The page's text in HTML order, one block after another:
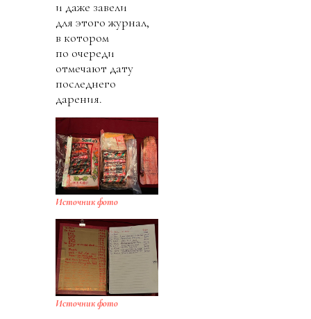
и даже завели
для этого журнал,
в котором
по очереди
отмечают дату
последнего
дарения.
Источник фото
Источник фото